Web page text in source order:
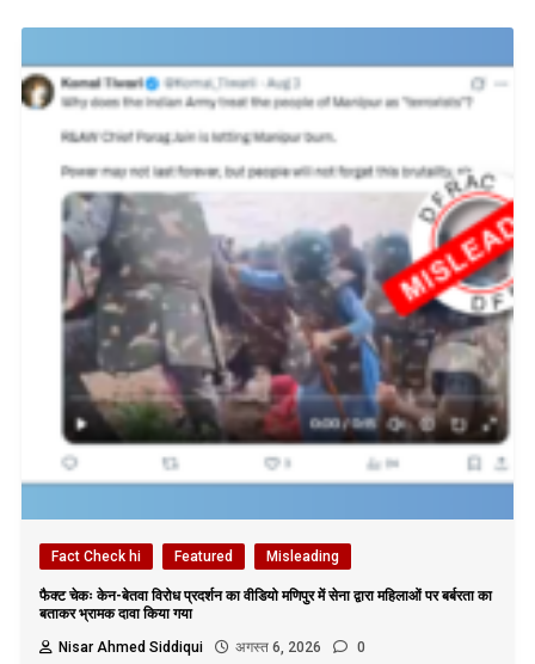
Fact Check hi Featured Misleading
फैक्ट चेकः केन-बेतवा विरोध प्रदर्शन का वीडियो मणिपुर में सेना द्वारा महिलाओं पर बर्बरता का
बताकर भ्रामक दावा किया गया
Nisar Ahmed Siddiqui
अगस्त 6, 2026 0